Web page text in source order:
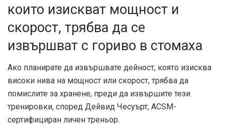
които изискват мощност и
скорост, трябва да се
извършват с гориво в стомаха
Ако планирате да извършвате дейност, която изисква
високи нива на мощност или скорост, трябва да
помислите за хранене, преди да извършите тези
тренировки, според Дейвид Чесуърт, ACSM-
сертифициран личен треньор.